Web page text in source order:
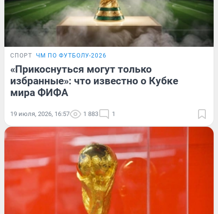
СПОРТ ЧМ ПО ФУТБОЛУ-2026
«Прикоснуться могут только
избранные»: что известно о Кубке
мира ФИФА
19 июля, 2026, 16:57 1 883 1